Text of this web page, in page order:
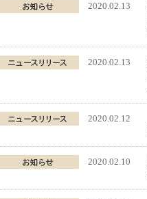
2020.02.13
2020.02.13
2020.02.12
2020.02.10